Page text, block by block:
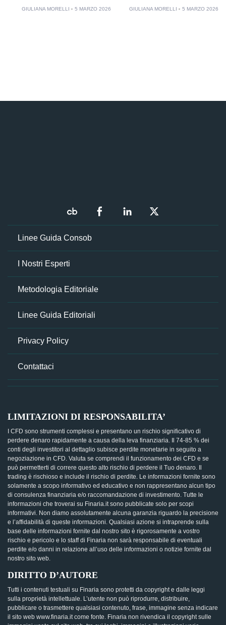
GIULIANA MORELLI 5 MARZO 2026 GIULIANA MORELLI 5 MARZO 2026
Linee Guida Consob
I Nostri Esperti
Metodologia Editoriale
Linee Guida Editoriali
Privacy Policy
Contattaci
LIMITAZIONI DI RESPONSABILITA’
I CFD sono strumenti complessi e presentano un rischio significativo di
perdere denaro rapidamente a causa della leva finanziaria. Il 74-85 % dei
conti degli investitori al dettaglio subisce perdite monetarie in seguito a
negoziazione in CFD. Valuta se comprendi il funzionamento dei CFD e se
può permetterti di correre questo alto rischio di perdere il Tuo denaro. Il
trading è rischioso e include il rischio di perdite. Le informazioni fornite sono
solamente a scopo informativo ed educativo e non rappresentano alcun tipo
di consulenza finanziaria e/o raccomandazione di investimento. Tutte le
informazioni che troverai su Finaria.it sono pubblicate solo per scopi
informativi. Non diamo assolutamente alcuna garanzia riguardo la precisione
e l’affidabilità di queste informazioni. Qualsiasi azione si intraprende sulla
base delle informazioni fornite dal nostro sito è rigorosamente a vostro
rischio e pericolo e lo staff di Finaria non sarà responsabile di eventuali
perdite e/o danni in relazione all’uso delle informazioni o notizie fornite dal
nostro sito web.
DIRITTO D’AUTORE
Tutti i contenuti testuali su Finaria sono protetti da copyright e dalle leggi
sulla proprietà intellettuale. L’utente non può riprodurre, distribuire,
pubblicare o trasmettere qualsiasi contenuto, frase, immagine senza indicare
il sito web www.finaria.it come fonte. Finaria non rivendica il copyright sulle